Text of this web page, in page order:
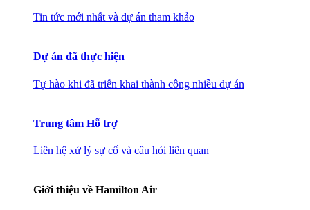
Tin tức mới nhất và dự án tham khảo
Dự án đã thực hiện
Tự hào khi đã triển khai thành công nhiều dự án
Trung tâm Hỗ trợ
Liên hệ xử lý sự cố và câu hỏi liên quan
Giới thiệu về Hamilton Air